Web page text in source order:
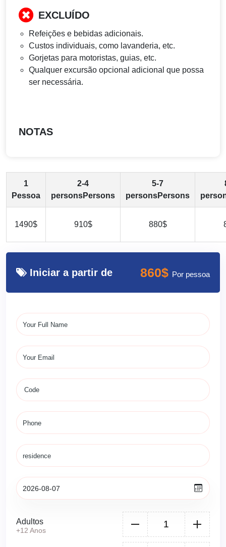
EXCLUÍDO
Refeições e bebidas adicionais.
Custos individuais, como lavanderia, etc.
Gorjetas para motoristas, guias, etc.
Qualquer excursão opcional adicional que possa
ser necessária.
NOTAS
1
Pessoa
2-4
personsPersons
5-7
personsPersons
1490$ 910$ 880$
Iniciar a partir de 860$ Por pessoa
Adultos
+12 Anos